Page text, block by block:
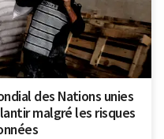
des Nations unies
malgré les risques